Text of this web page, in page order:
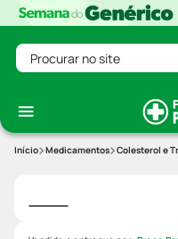
Procurar no site
Medicamentos Colesterol e